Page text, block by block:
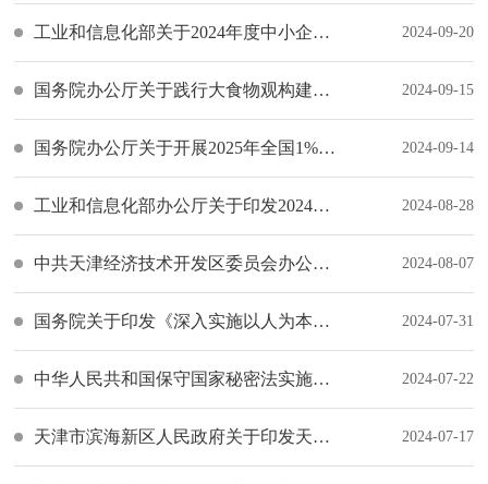
工业和信息化部关于2024年度中小企业特色产业集群名单的通告 2024-09-20
国务院办公厅关于践行大食物观构建多元化食物供给体系的意见 2024-09-15
国务院办公厅关于开展2025年全国1%人口抽样调查的通知 2024-09-14
工业和信息化部办公厅关于印发2024年第三批行业标准制修订计划的通知 2024-08-28
中共天津经济技术开发区委员会办公室 （天津经济技术开发区管理委员会办公室）关于印发经开区2024年食品安全监督管理计划的通知 2024-08-07
国务院关于印发《深入实施以人为本的新型城镇化战略五年行动计划》的通知 2024-07-31
中华人民共和国保守国家秘密法实施条例 2024-07-22
天津市滨海新区人民政府关于印发天津市滨海新区质量强区建设纲要的通知 2024-07-17